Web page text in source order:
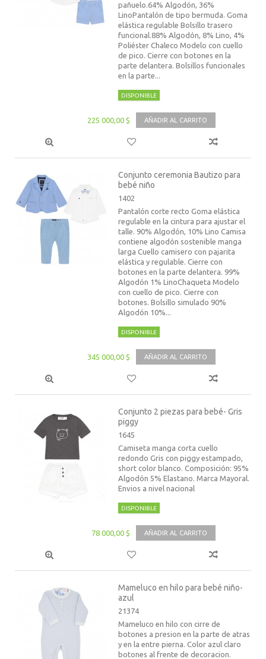
pañuelo.64% Algodón, 36%
LinoPantalón de tipo bermuda. Goma
elástica regulable Bolsillo trasero
funcional.88% Algodón, 8% Lino, 4%
Poliéster Chaleco Modelo con cuello
de pico. Cierre con botones en la
parte delantera. Bolsillos funcionales
en la parte...
DISPONIBLE
225 000,00 $ AÑADIR AL CARRITO
Conjunto ceremonia Bautizo para
bebé niño
1402
Pantalón corte recto Goma elástica
regulable en la cintura para ajustar el
talle. 90% Algodón, 10% Lino Camisa
contiene algodón sostenible manga
larga Cuello camisero con pajarita
elástica y regulable. Cierre con
botones en la parte delantera. 99%
Algodón 1% LinoChaqueta Modelo
con cuello de pico. Cierre con
botones. Bolsillo simulado 90%
Algodón 10%...
DISPONIBLE
345 000,00 $ AÑADIR AL CARRITO
Conjunto 2 piezas para bebé- Gris
piggy
1645
Camiseta manga corta cuello
redondo Gris con piggy estampado,
short color blanco. Composición: 95%
Algodón 5% Elastano. Marca Mayoral.
Envios a nivel nacional
DISPONIBLE
78 000,00 $ AÑADIR AL CARRITO
Mameluco en hilo para bebé niño-
azul
21374
Mameluco en hilo con cirre de
botones a presion en la parte de atras
y en la entre pierna. Color azul claro
botones al frente de decoracion.